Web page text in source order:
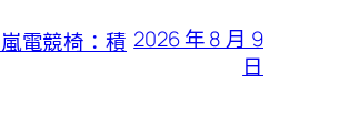
電競椅：積 2026 年 8 月 9
日